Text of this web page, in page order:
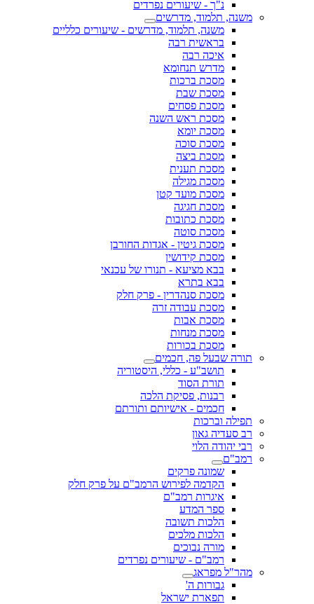
נ"ך - שיעורים נפרדים
משנה, תלמוד, מדרשים
משנה, תלמוד, מדרשים - שיעורים כלליים
בראשית רבה
איכה רבה
מדרש תנחומא
מסכת ברכות
מסכת שבת
מסכת פסחים
מסכת ראש השנה
מסכת יומא
מסכת סוכה
מסכת ביצה
מסכת תענית
מסכת מגילה
מסכת מועד קטן
מסכת חגיגה
מסכת כתובות
מסכת סוטה
מסכת גיטין - אגדות החורבן
מסכת קידושין
בבא מציעא - תנורו של עכנאי
בבא בתרא
מסכת סנהדרין - פרק חלק
מסכת עבודה זרה
מסכת אבות
מסכת מנחות
מסכת בכורות
תורה שבעל פה, חכמים
תושב"ע - כללי, היסטוריה
תורת הסוד
רבנות, פסיקת הלכה
חכמים - אישיותם ותורתם
תפילה וברכות
רב סעדיה גאון
רבי יהודה הלוי
רמב"ם
שמונה פרקים
הקדמה לפירוש הרמב"ם על פרק חלק
איגרות רמב"ם
ספר המדע
הלכות תשובה
הלכות מלכים
מורה נבוכים
רמב"ם - שיעורים נפרדים
מהר"ל מפראג
גבורות ה'
תפארת ישראל